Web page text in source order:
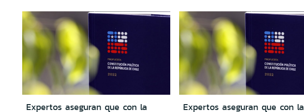
Expertos aseguran que con la
Expertos aseguran que con la